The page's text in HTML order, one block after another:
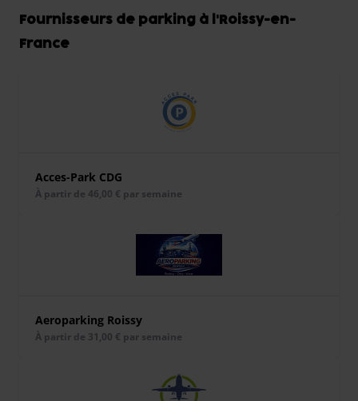
Fournisseurs de parking à l'Roissy-en-
France
Acces-Park CDG
À partir de 46,00 € par semaine
Aeroparking Roissy
À partir de 31,00 € par semaine